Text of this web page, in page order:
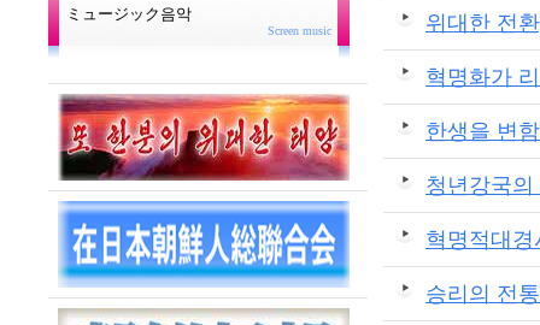
위대한 전
혁명화가
한생을 변
청년강국
혁명적대경
승리의 전통
ミュージック음악
Screen music